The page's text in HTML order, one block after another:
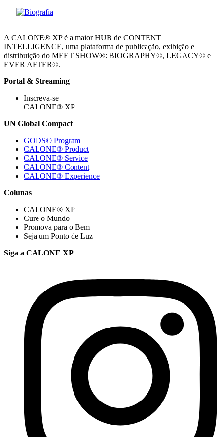
A CALONE® XP é a maior HUB de CONTENT
INTELLIGENCE, uma plataforma de publicação, exibição e
distribuição do MEET SHOW®: BIOGRAPHY©, LEGACY© e
EVER AFTER©.
Portal & Streaming
Inscreva-se
CALONE® XP
UN Global Compact
GODS© Program
CALONE® Product
CALONE® Service
CALONE® Content
CALONE® Experience
Colunas
CALONE® XP
Cure o Mundo
Promova para o Bem
Seja um Ponto de Luz
Siga a CALONE XP